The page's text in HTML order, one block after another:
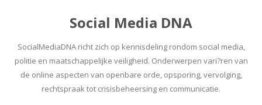
Social Media DNA
SocialMediaDNA richt zich op kennisdeling rondom social media,
politie en maatschappelijke veiligheid. Onderwerpen vari?ren van
de online aspecten van openbare orde, opsporing, vervolging,
rechtspraak tot crisisbeheersing en communicatie.